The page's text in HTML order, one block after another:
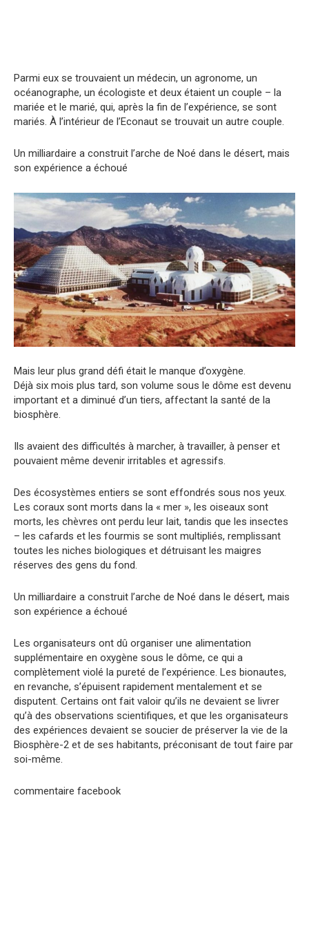
Parmi eux se trouvaient un médecin, un agronome, un
océanographe, un écologiste et deux étaient un couple – la
mariée et le marié, qui, après la fin de l’expérience, se sont
mariés. À l’intérieur de l’Econaut se trouvait un autre couple.
Un milliardaire a construit l’arche de Noé dans le désert, mais
son expérience a échoué
Mais leur plus grand défi était le manque d’oxygène.
Déjà six mois plus tard, son volume sous le dôme est devenu
important et a diminué d’un tiers, affectant la santé de la
biosphère.
Ils avaient des difficultés à marcher, à travailler, à penser et
pouvaient même devenir irritables et agressifs.
Des écosystèmes entiers se sont effondrés sous nos yeux.
Les coraux sont morts dans la « mer », les oiseaux sont
morts, les chèvres ont perdu leur lait, tandis que les insectes
– les cafards et les fourmis se sont multipliés, remplissant
toutes les niches biologiques et détruisant les maigres
réserves des gens du fond.
Un milliardaire a construit l’arche de Noé dans le désert, mais
son expérience a échoué
Les organisateurs ont dû organiser une alimentation
supplémentaire en oxygène sous le dôme, ce qui a
complètement violé la pureté de l’expérience. Les bionautes,
en revanche, s’épuisent rapidement mentalement et se
disputent. Certains ont fait valoir qu’ils ne devaient se livrer
qu’à des observations scientifiques, et que les organisateurs
des expériences devaient se soucier de préserver la vie de la
Biosphère-2 et de ses habitants, préconisant de tout faire par
soi-même.
commentaire facebook